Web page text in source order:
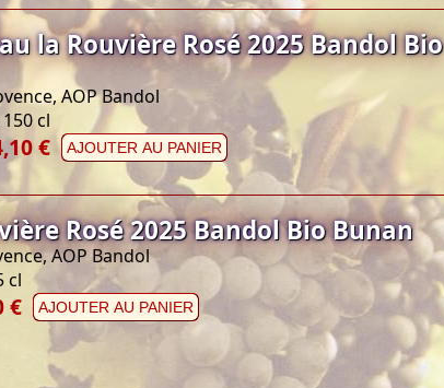
la Rouvière Rosé 2025 Bandol Bio
AOP Bandol
cl
€ AJOUTER AU PANIER
Rosé 2025 Bandol Bio Bunan
AOP Bandol
cl
€ AJOUTER AU PANIER